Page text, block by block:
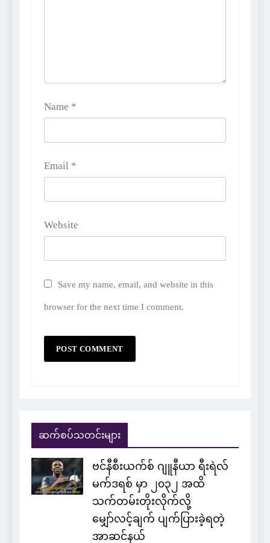
Name *
Email *
Website
Save my name, email, and website in this
browser for the next time I comment.
ဆက်စပ်သတင်းများ
ဗင်နီစီးယက်စ် ဂျူနီယာ ရီးရဲလ်
မက်ဒရစ် မှာ ၂၀၃၂ အထိ
သက်တမ်းတိုးလိုက်လို့
မျှော်လင့်ချက် ပျက်ပြားခဲ့ရတဲ့
အာဆင်နယ်